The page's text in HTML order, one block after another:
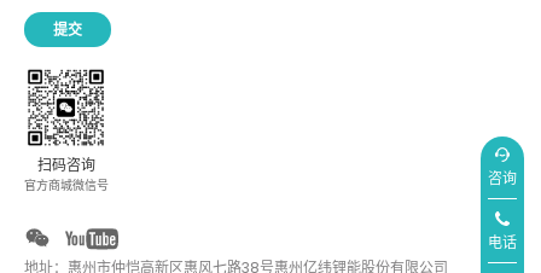
扫码咨询
官方商城微信号
提交
地址：惠州市仲恺高新区惠风七路38号惠州亿纬锂能股份有限公司
咨询
电话